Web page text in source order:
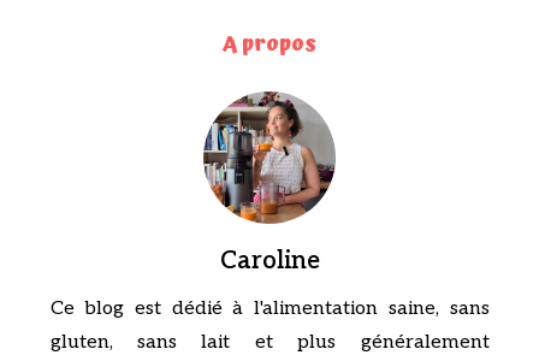
A propos
Caroline
Ce blog est dédié à l'alimentation saine, sans
gluten, sans lait et plus généralement